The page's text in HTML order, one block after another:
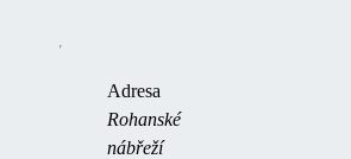
Adresa
Rohanské
nábřeží